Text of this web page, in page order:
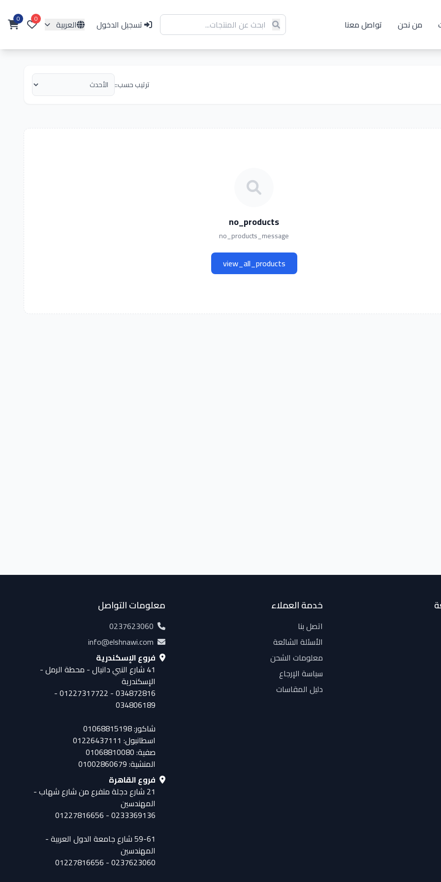
من نحن تواصل معنا تسجيل الدخول العربية 0
0
ترتيب حسب::
no_products
no_products_message
view_all_products
خدمة العملاء
اتصل بنا
الأسئلة الشائعة
معلومات الشحن
سياسة الإرجاع
دليل المقاسات
معلومات التواصل
0237623060
info@elshnawi.com
فروع الإسكندرية
41 شارع النبي دانيال - محطة الرمل -
الإسكندرية
034872816 - 01227317722 -
034806189
شاكور: 01068815198
اسطانبول: 01226437111
صفية: 01068810080
المنشية: 01002860679
فروع القاهرة
21 شارع دجلة متفرع من شارع شهاب -
المهندسين
0233369136 - 01227816656
59-61 شارع جامعة الدول العربية -
المهندسين
0237623060 - 01227816656